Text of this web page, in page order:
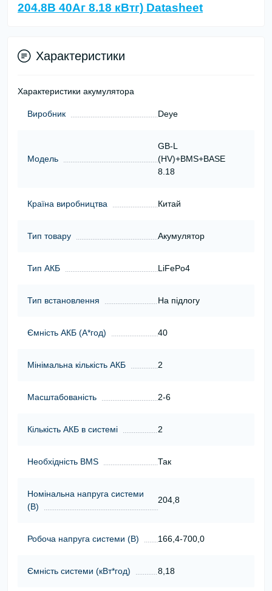
204.8В 40Aг 8.18 кВтг) Datasheet
Характеристики
Характеристики акумулятора
Виробник Deye
Модель
GB-L
(HV)+BMS+BASE
8.18
Країна виробництва Китай
Тип товару Акумулятор
Тип АКБ LiFePo4
Тип встановлення На підлогу
Ємність АКБ (А*год) 40
Мінімальна кількість АКБ 2
Масштабованість 2-6
Кількість АКБ в системі 2
Необхідність BMS Так
Номінальна напруга системи
(В)
204,8
Робоча напруга системи (В) 166,4-700,0
Ємність системи (кВт*год) 8,18